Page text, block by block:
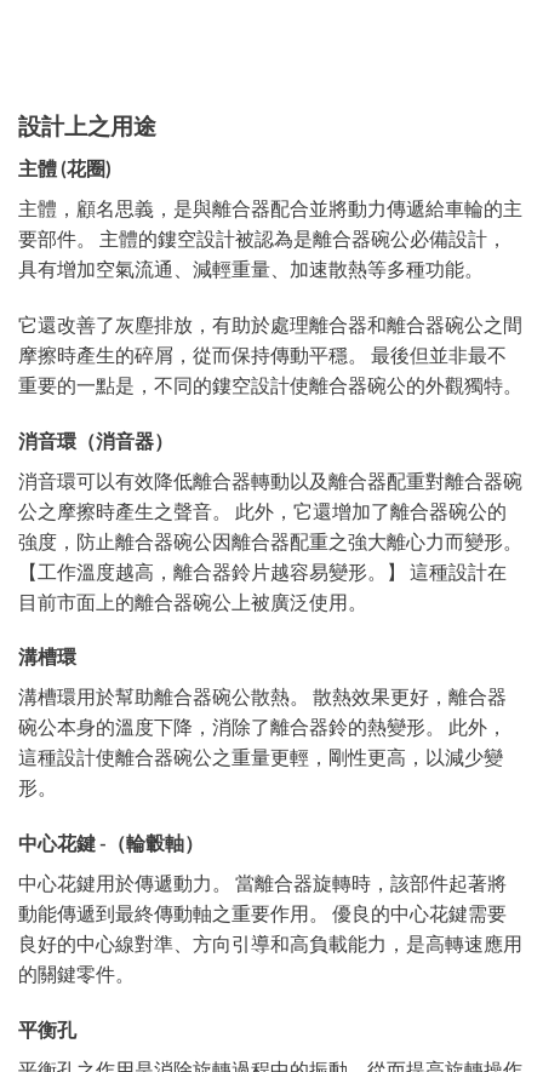
設計上之用途
主體 (花圈)
主體，顧名思義，是與離合器配合並將動力傳遞給車輪的主
要部件。 主體的鏤空設計被認為是離合器碗公必備設計，
具有增加空氣流通、減輕重量、加速散熱等多種功能。
它還改善了灰塵排放，有助於處理離合器和離合器碗公之間
摩擦時產生的碎屑，從而保持傳動平穩。 最後但並非最不
重要的一點是，不同的鏤空設計使離合器碗公的外觀獨特。
消音環（消音器）
消音環可以有效降低離合器轉動以及離合器配重對離合器碗
公之摩擦時產生之聲音。 此外，它還增加了離合器碗公的
強度，防止離合器碗公因離合器配重之強大離心力而變形。
【工作溫度越高，離合器鈴片越容易變形。】 這種設計在
目前市面上的離合器碗公上被廣泛使用。
溝槽環
溝槽環用於幫助離合器碗公散熱。 散熱效果更好，離合器
碗公本身的溫度下降，消除了離合器鈴的熱變形。 此外，
這種設計使離合器碗公之重量更輕，剛性更高，以減少變
形。
中心花鍵 -（輪轂軸）
中心花鍵用於傳遞動力。 當離合器旋轉時，該部件起著將
動能傳遞到最終傳動軸之重要作用。 優良的中心花鍵需要
良好的中心線對準、方向引導和高負載能力，是高轉速應用
的關鍵零件。
平衡孔